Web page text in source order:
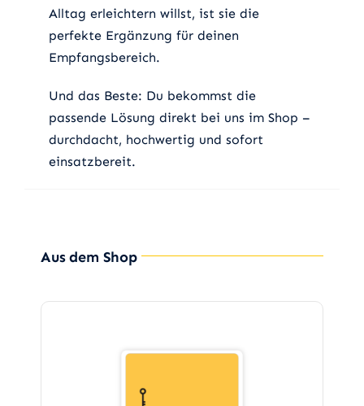
Alltag erleichtern willst, ist sie die
perfekte Ergänzung für deinen
Empfangsbereich.
Und das Beste: Du bekommst die
passende Lösung direkt bei uns im Shop –
durchdacht, hochwertig und sofort
einsatzbereit.
Aus dem Shop